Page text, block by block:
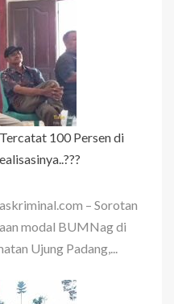
100 Persen di
– Sorotan
modal BUMNag di
Ujung Padang,...